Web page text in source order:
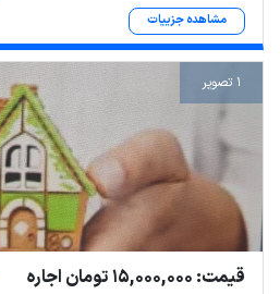
مشاهده جزییات
1 تصویر
قیمت: 15,000,000 تومان اجاره